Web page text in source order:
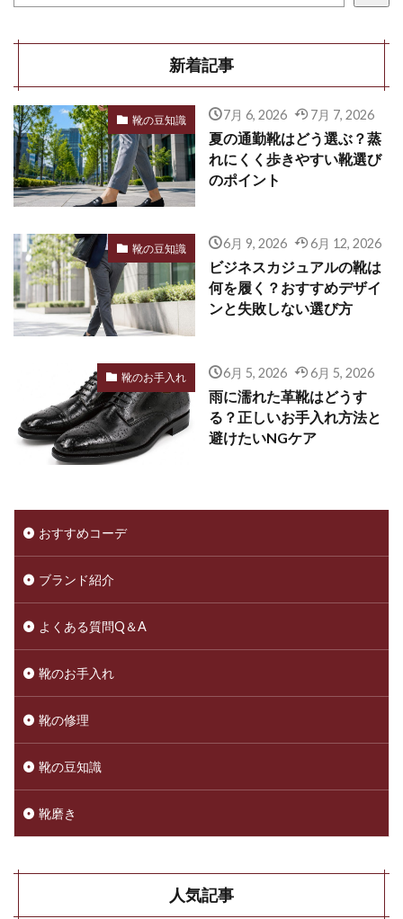
新着記事
靴の豆知識 7月 6, 2026 7月 7, 2026
夏の通勤靴はどう選ぶ？蒸
れにくく歩きやすい靴選び
のポイント
靴の豆知識 6月 9, 2026 6月 12, 2026
ビジネスカジュアルの靴は
何を履く？おすすめデザイ
ンと失敗しない選び方
靴のお手入れ 6月 5, 2026 6月 5, 2026
雨に濡れた革靴はどうす
る？正しいお手入れ方法と
避けたいNGケア
おすすめコーデ
ブランド紹介
よくある質問Q＆A
靴のお手入れ
靴の修理
靴の豆知識
靴磨き
人気記事